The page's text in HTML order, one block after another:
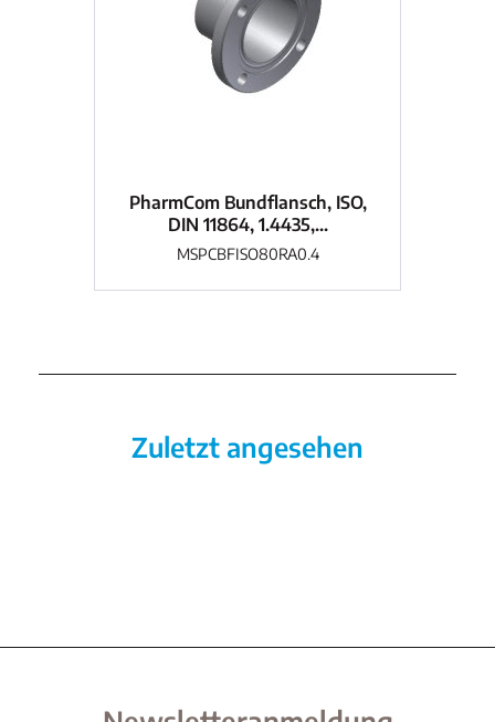
PharmCom Bundflansch, ISO,
DIN 11864, 1.4435,...
MSPCBFISO80RA0.4
Zuletzt angesehen